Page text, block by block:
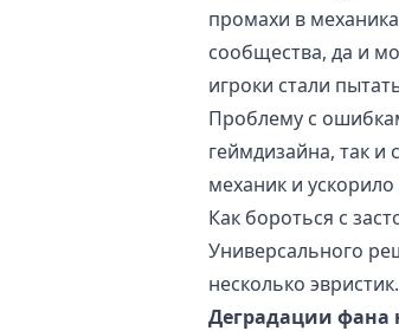
промахи в
сообщества, да и
игроки стали
Проблему с
геймдизайна, так
механик и
Как бороться с
Универсального
несколько эвристик.
Деградации фана